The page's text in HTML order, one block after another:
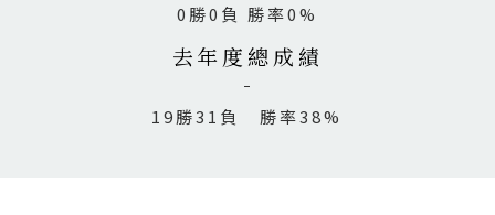
0勝0負 勝率0%
去年度總成績
19勝31負 勝率38%